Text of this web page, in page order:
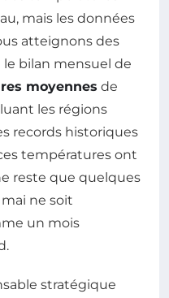
mais les données
atteignons des
bilan mensuel de
moyennes de
les régions
records historiques
températures ont
reste que quelques
ne soit
un mois
stratégique